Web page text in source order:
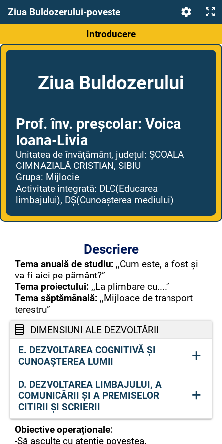
Ziua Buldozerului-poveste
Introducere
Ziua Buldozerului
Prof. înv. preșcolar: Voica
Ioana-Livia
Unitatea de învățământ, județul: ȘCOALA
GIMNAZIALĂ CRISTIAN, SIBIU
Grupa: Mijlocie
Activitate integrată: DLC(Educarea
limbajului), DȘ(Cunoașterea mediului)
Descriere
Tema anuală de studiu: ,,Cum este, a fost și
va fi aici pe pământ?”
Tema proiectului: ,,La plimbare cu....”
Tema săptămânală: ,,Mijloace de transport
terestru”
DIMENSIUNI ALE DEZVOLTĂRII
E. DEZVOLTAREA COGNITIVĂ ȘI
CUNOAȘTEREA LUMII
+
Domeniul de dezvoltare:
E. 1. Relații, operații și deducții logice în
mediul apropiat
Comportamente specifice:
1.3. Construiește noi experienţe, pornind
de la experienţe trecute.
D. DEZVOLTAREA LIMBAJULUI, A
COMUNICĂRII ȘI A PREMISELOR
CITIRII ȘI SCRIERII
+
Domeniul de dezvoltare:
D.1. Mesaje orale în contexte de
Obiective operaționale:
-Să asculte cu atenție povestea.